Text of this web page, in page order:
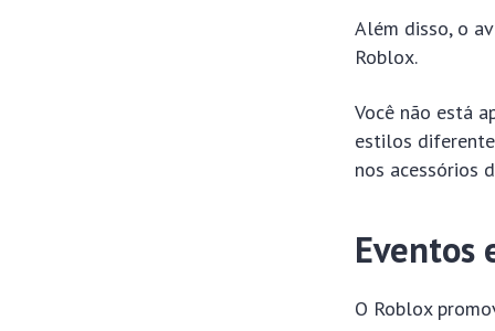
Além disso, o
Roblox.
Você não está
estilos
nos acessórios
Eventos
O Roblox